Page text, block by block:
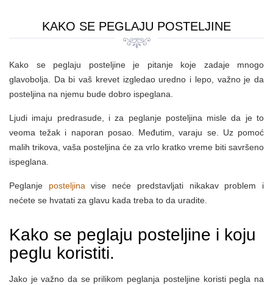
KAKO SE PEGLAJU POSTELJINE
Kako se peglaju posteljine je pitanje koje zadaje mnogo
glavobolja. Da bi vaš krevet izgledao uredno i lepo, važno je da
posteljina na njemu bude dobro ispeglana.
Ljudi imaju predrasude, i za peglanje posteljina misle da je to
veoma težak i naporan posao. Međutim, varaju se. Uz pomoć
malih trikova, vaša posteljina će za vrlo kratko vreme biti savršeno
ispeglana.
Peglanje posteljina vise neće predstavljati nikakav problem i
nećete se hvatati za glavu kada treba to da uradite.
Kako se peglaju posteljine i koju
peglu koristiti.
Jako je važno da se prilikom peglanja posteljine koristi pegla na